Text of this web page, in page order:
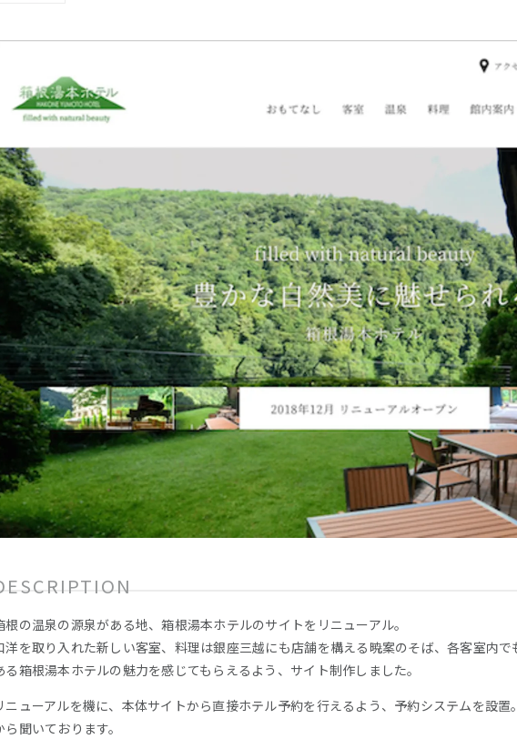
根の温泉の源泉がある地、箱根湯本ホテルのサイトをリニューアル。
洋を取り入れた新しい客室、料理は銀座三越にも店舗を構える暁案のそば、各客室内
る箱根湯本ホテルの魅力を感じてもらえるよう、サイト制作しました。
ニューアルを機に、本体サイトから直接ホテル予約を行えるよう、予約システムを設
ら聞いております。